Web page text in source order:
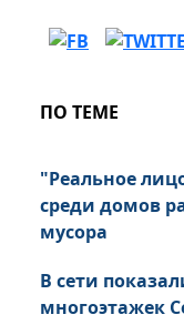
ПО ТЕМЕ
"Реальное
среди домов
мусора
В сети
многоэтажек